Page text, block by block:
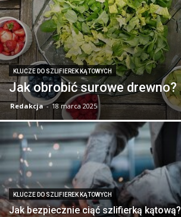
KLUCZE DO SZLIFIEREK KĄTOWYCH
Jak obrobić surowe drewno?
Redakcja - 18 marca 2025
KLUCZE DO SZLIFIEREK KĄTOWYCH
Jak bezpiecznie ciąć szlifierką kątową?